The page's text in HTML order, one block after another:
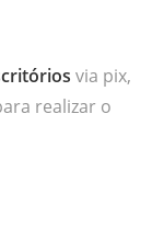
via pix,
realizar o